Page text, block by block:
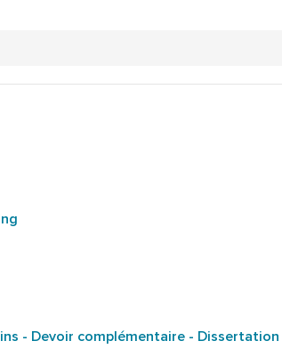
- Devoir complémentaire - Dissertation